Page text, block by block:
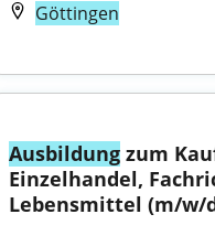
Göttingen
Ausbildung zum
Einzelhandel,
Lebensmittel (m/w/